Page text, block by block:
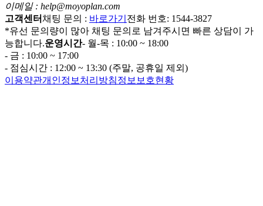
이메일 : help@moyoplan.com
고객센터채팅 문의 : 바로가기 전화 번호: 1544-3827
*유선 문의량이 많아 채팅 문의로 남겨주시면 빠른 상담이 가
능합니다.운영시간- 월-목 : 10:00 ~ 18:00
- 금 : 10:00 ~ 17:00
- 점심시간 : 12:00 ~ 13:30 (주말, 공휴일 제외)
이용약관개인정보처리방침정보보호현황